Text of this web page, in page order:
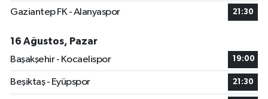
Gaziantep FK - Alanyaspor 21:30
16 Ağustos, Pazar
Başakşehir - Kocaelispor
19:00
Beşiktaş - Eyüpspor 21:30